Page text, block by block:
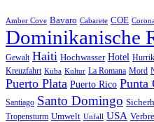
Amber Cove Bavaro Cabarete COE
Dominikanische
Gewalt Haiti Hochwasser Hotel
Kreuzfahrt Kuba Kultur La Romana Mord
Puerto Plata Puerto Rico Punta
Santiago Santo Domingo
Tropensturm Umwelt Unfall USA